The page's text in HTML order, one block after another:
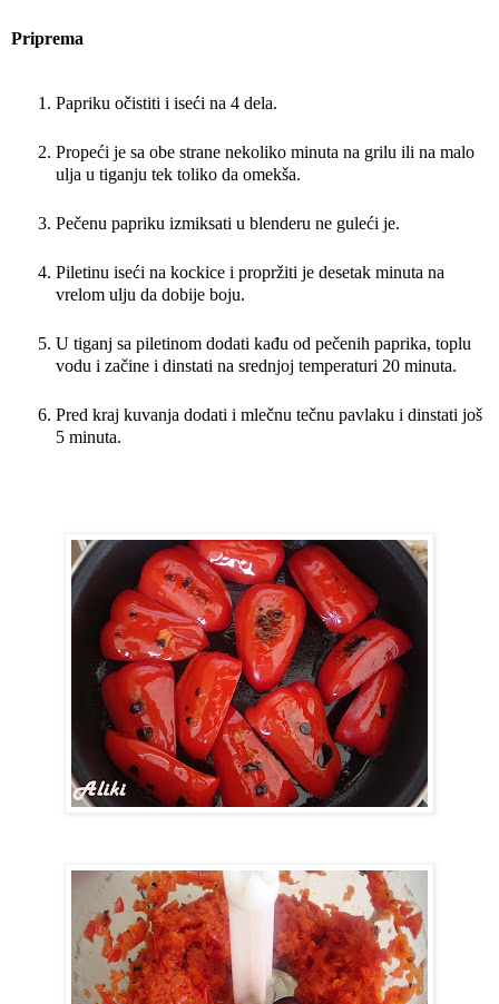
Priprema
Papriku očistiti i iseći na 4 dela.
Propeći je sa obe strane nekoliko minuta na grilu ili na malo
ulja u tiganju tek toliko da omekša.
Pečenu papriku izmiksati u blenderu ne guleći je.
Piletinu iseći na kockice i propržiti je desetak minuta na
vrelom ulju da dobije boju.
U tiganj sa piletinom dodati kađu od pečenih paprika, toplu
vodu i začine i dinstati na srednjoj temperaturi 20 minuta.
Pred kraj kuvanja dodati i mlečnu tečnu pavlaku i dinstati još
5 minuta.